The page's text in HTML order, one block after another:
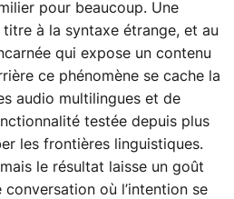
pour beaucoup. Une
à la syntaxe étrange, et au
qui expose un contenu
ce phénomène se cache la
audio multilingues et de
testée depuis plus
les frontières linguistiques.
le résultat laisse un goût
conversation où l’intention se